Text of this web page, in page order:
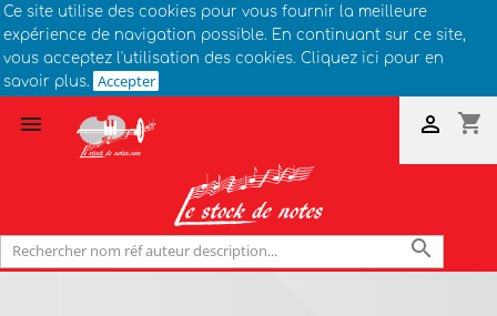
Ce site utilise des cookies pour vous fournir la meilleure
expérience de navigation possible. En continuant sur ce site,
vous acceptez l'utilisation des cookies. Cliquez ici pour en
savoir plus. Accepter
 shopping_cart

